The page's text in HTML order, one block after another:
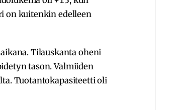
on kuitenkin edelleen
Tilauskanta oheni
tason. Valmiiden
Tuotantokapasiteetti oli